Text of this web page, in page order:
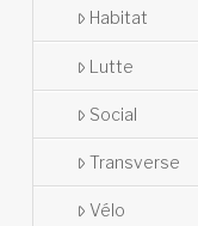
Habitat
Lutte
Social
Transverse
Vélo